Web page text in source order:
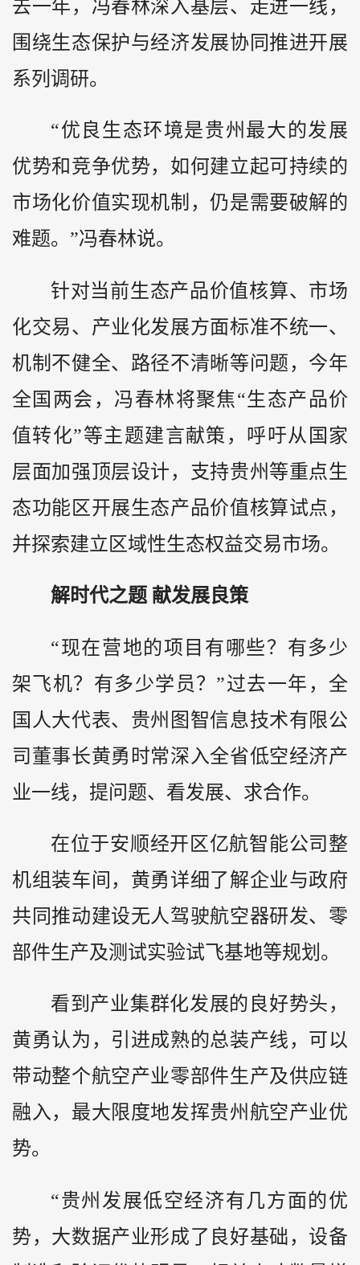
去一年，冯春林深入基层、走进一线，
围绕生态保护与经济发展协同推进开展
系列调研。
“优良生态环境是贵州最大的发展
优势和竞争优势，如何建立起可持续的
市场化价值实现机制，仍是需要破解的
难题。”冯春林说。
针对当前生态产品价值核算、市场
化交易、产业化发展方面标准不统一、
机制不健全、路径不清晰等问题，今年
全国两会，冯春林将聚焦“生态产品价
值转化”等主题建言献策，呼吁从国家
层面加强顶层设计，支持贵州等重点生
态功能区开展生态产品价值核算试点，
并探索建立区域性生态权益交易市场。
解时代之题 献发展良策
“现在营地的项目有哪些？有多少
架飞机？有多少学员？”过去一年，全
国人大代表、贵州图智信息技术有限公
司董事长黄勇时常深入全省低空经济产
业一线，提问题、看发展、求合作。
在位于安顺经开区亿航智能公司整
机组装车间，黄勇详细了解企业与政府
共同推动建设无人驾驶航空器研发、零
部件生产及测试实验试飞基地等规划。
看到产业集群化发展的良好势头，
黄勇认为，引进成熟的总装产线，可以
带动整个航空产业零部件生产及供应链
融入，最大限度地发挥贵州航空产业优
势。
“贵州发展低空经济有几方面的优
势，大数据产业形成了良好基础，设备